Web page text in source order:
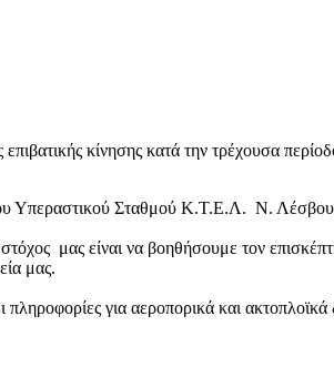
κίνησης κατά την τρέχουσα
Υπεραστικού Σταθμού Κ.Τ.Ε.Λ. Ν.
μας είναι να βοηθήσουμε τον
μας.
πληροφορίες για αεροπορικά και